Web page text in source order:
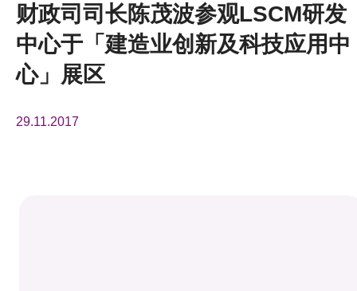
新闻中心
资讯中心
财政司司长陈茂波参观LSCM研发
中心于「建造业创新及科技应用中
心」展区
29.11.2017